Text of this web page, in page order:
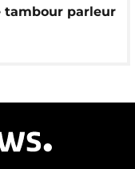
tambour parleur